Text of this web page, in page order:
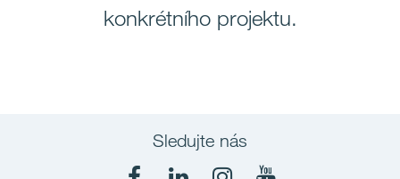
konkrétního projektu.
Sledujte nás